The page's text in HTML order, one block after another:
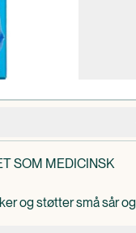
SOM MEDICINSK
og støtter små sår og